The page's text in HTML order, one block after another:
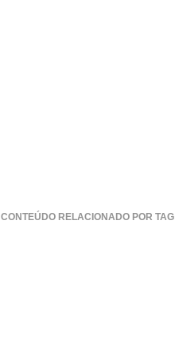
CONTEÚDO RELACIONADO POR TAG